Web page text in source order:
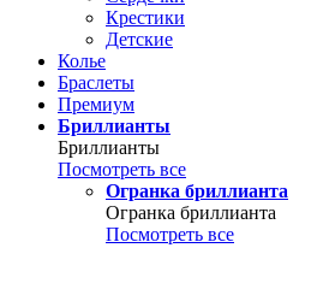
Крестики
Детские
Колье
Браслеты
Премиум
Бриллианты
Бриллианты
Посмотреть все
Огранка бриллианта
Огранка бриллианта
Посмотреть все